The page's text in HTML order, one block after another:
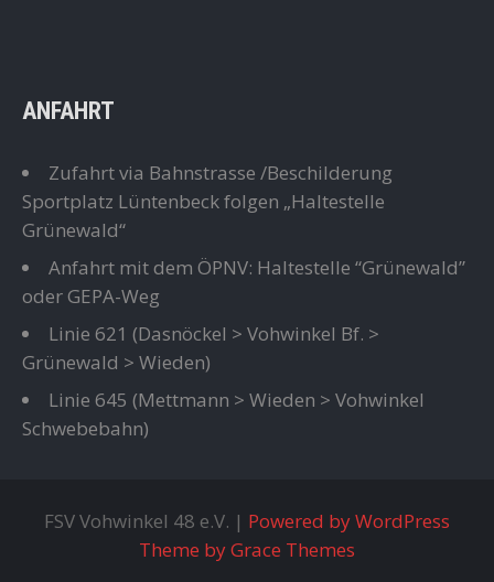
ANFAHRT
Zufahrt via Bahnstrasse /Beschilderung
Sportplatz Lüntenbeck folgen „Haltestelle
Grünewald“
Anfahrt mit dem ÖPNV: Haltestelle “Grünewald”
oder GEPA-Weg
Linie 621 (Dasnöckel > Vohwinkel Bf. >
Grünewald > Wieden)
Linie 645 (Mettmann > Wieden > Vohwinkel
Schwebebahn)
FSV Vohwinkel 48 e.V. | Powered by WordPress
Theme by Grace Themes